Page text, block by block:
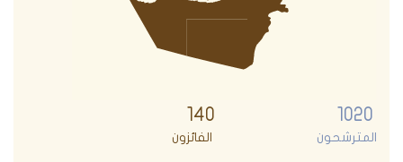
1020
140
المترشحون الفائزون